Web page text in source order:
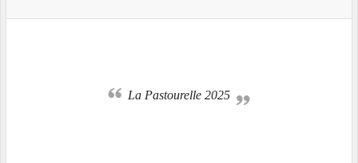
La Pastourelle 2025